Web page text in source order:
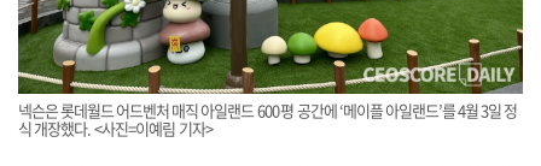
넥슨은 롯데월드 어드벤처 매직 아일랜드 600평 공간에 ‘메이플 아일랜드’를 4월 3일 정
식 개장했다. <사진=이예림 기자>